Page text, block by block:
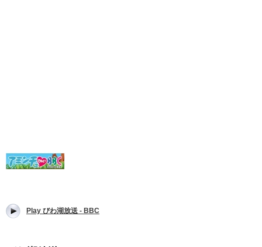
Play びわ湖放送 - BBC